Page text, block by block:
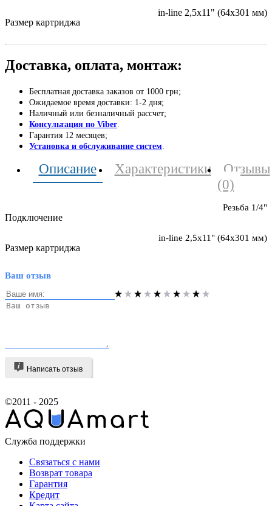
Размер картриджа
in-line 2,5х11" (64х301 мм)
Доставка, оплата, монтаж:
Бесплатная доставка заказов от 1000 грн;
Ожидаемое время доставки: 1-2 дня;
Наличный или безналичный рассчет;
Консультация по Viber
Гарантия 12 месяцев;
Установка и обслуживание систем
Описание Характеристики
Отзывы
(0)
Подключение
Резьба 1/4"
Размер картриджа
in-line 2,5х11" (64х301 мм)
Ваш отзыв
Написать отзыв
©2011 - 2025
Служба поддержки
Связаться с нами
Возврат товара
Гарантия
Кредит